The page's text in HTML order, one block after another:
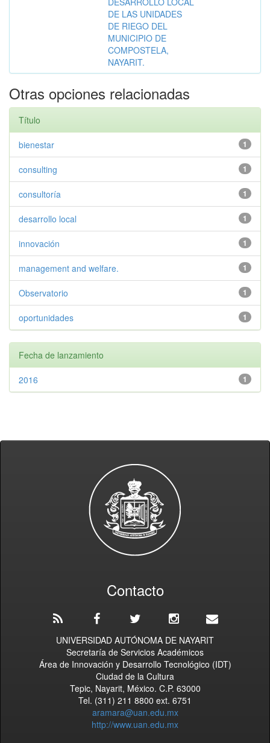
DE LAS UNIDADES
DE RIEGO DEL
MUNICIPIO DE
COMPOSTELA,
NAYARIT.
Otras opciones relacionadas
Título
1
bienestar
1
consulting
1
consultoría
1
desarrollo local
1
innovación
1
management and welfare.
1
Observatorio
1
oportunidades
Fecha de lanzamiento
1
2016
Contacto
UNIVERSIDAD AUTÓNOMA DE NAYARIT
Secretaría de Servicios Académicos
Área de Innovación y Desarrollo Tecnológico (IDT)
Ciudad de la Cultura
Tepic, Nayarit, México. C.P. 63000
Tel. (311) 211 8800 ext. 6751
aramara@uan.edu.mx
http://www.uan.edu.mx